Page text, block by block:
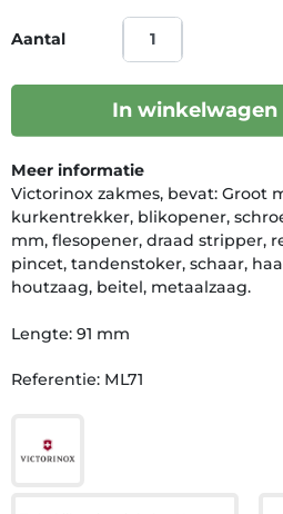
Aantal
In winkelwagen
Meer informatie
Victorinox zakmes, bevat: Groot
kurkentrekker, blikopener,
mm, flesopener, draad stripper,
pincet, tandenstoker, schaar,
houtzaag, beitel, metaalzaag.
Lengte: 91 mm
Referentie: ML71